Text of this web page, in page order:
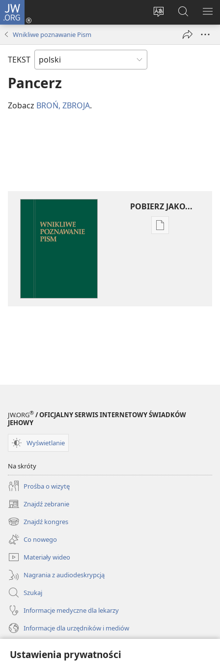
Ustawienia prywatności
JW.ORG
Wybór
Logowanie
(opens
Szukaj
na
JW.ORG
Wnikliwe poznawanie Pism
TEKST
Pancerz
Zobacz BROŃ, ZBROJA.
POBIERZ JAKO...
Ustawienia
JW.ORG® / OFICJALNY SERWIS INTERNETOWY ŚWIADKÓW
JEHOWY
Wyświetlanie
Na skróty
Prośba o wizytę
Znajdź zebranie
(opens
new
window)
Znajdź kongres
(opens
new
window)
Co nowego
Materiały wideo
Nagrania z audiodeskrypcją
Szukaj
Informacje medyczne dla lekarzy
Informacje dla urzędników i mediów